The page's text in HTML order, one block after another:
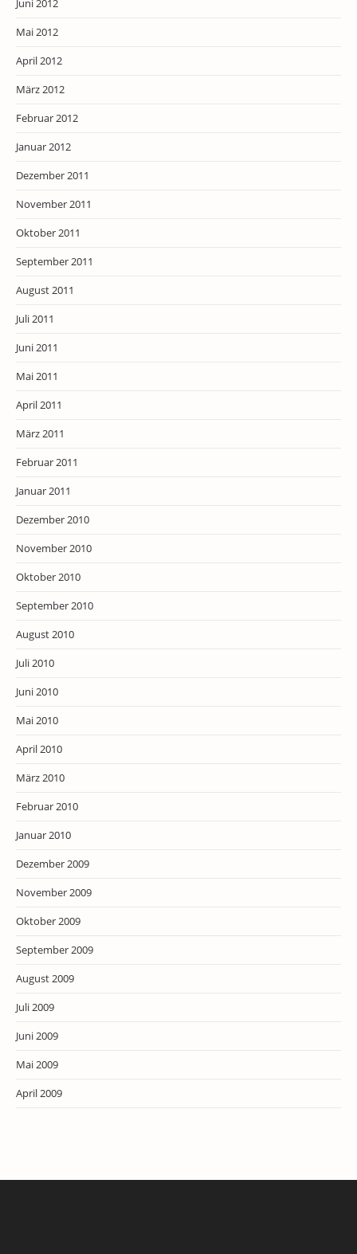
Juni 2012
Mai 2012
April 2012
März 2012
Februar 2012
Januar 2012
Dezember 2011
November 2011
Oktober 2011
September 2011
August 2011
Juli 2011
Juni 2011
Mai 2011
April 2011
März 2011
Februar 2011
Januar 2011
Dezember 2010
November 2010
Oktober 2010
September 2010
August 2010
Juli 2010
Juni 2010
Mai 2010
April 2010
März 2010
Februar 2010
Januar 2010
Dezember 2009
November 2009
Oktober 2009
September 2009
August 2009
Juli 2009
Juni 2009
Mai 2009
April 2009